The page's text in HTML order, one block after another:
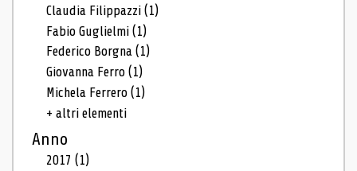
Claudia Filippazzi(1)
Fabio Guglielmi(1)
Federico Borgna(1)
Giovanna Ferro(1)
Michela Ferrero(1)
+ altri elementi
Anno
2017(1)